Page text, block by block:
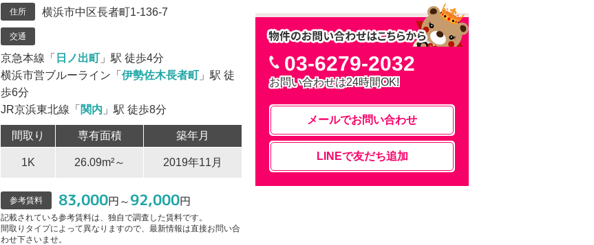
住所 横浜市中区長者町1-136-7
交通
京急本線「 日ノ出町 」駅 徒歩4分
横浜市営ブルーライン「 伊勢佐木長者町 」駅 徒
歩6分
JR京浜東北線「 関内 」駅 徒歩8分
間取り 専有面積 築年月
1K 26.09m²～ 2019年11月
参考賃料 83,000円～92,000円
記載されている参考賃料は、独自で調査した賃料です。
間取りタイプによって異なりますので、最新情報は直接お問い合
わせ下さいませ。
03-6279-2032
お問い合わせは24時間OK!
メールでお問い合わせ
LINEで友だち追加